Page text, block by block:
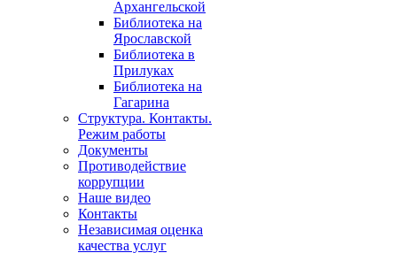
Архангельской
Библиотека на
Ярославской
Библиотека в
Прилуках
Библиотека на
Гагарина
Структура. Контакты.
Режим работы
Документы
Противодействие
коррупции
Наше видео
Контакты
Независимая оценка
качества услуг